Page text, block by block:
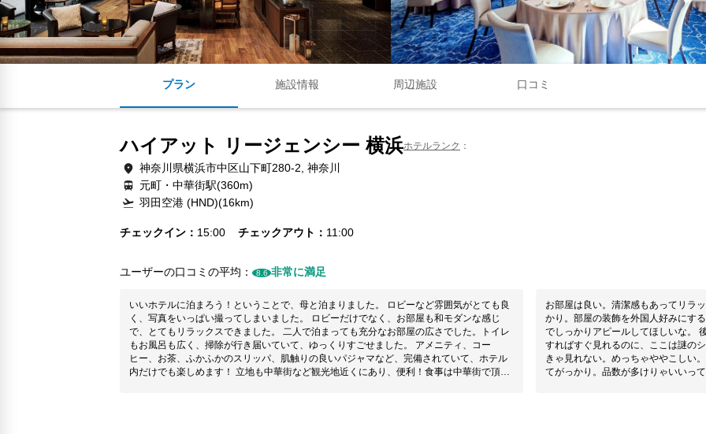
プラン 施設情報 周辺施設 口コミ
ハイアット リージェンシー 横浜ホテルランク
神奈川県横浜市中区山下町280-2, 神奈川
元町・中華街駅(360m)
羽田空港 (HND)(16km)
チェックイン 15:00 チェックアウト 11:00
ユーザーの口コミの平均： 8.6 非常に満足
いいホテルに泊まろう！ということで、母と泊まりました。 ロビーなど雰囲気がとても良
く、写真をいっぱい撮ってしまいました。 ロビーだけでなく、お部屋も和モダンな感じ
で、とてもリラックスできました。 二人で泊まっても充分なお部屋の広さでした。トイレ
もお風呂も広く、掃除が行き届いていて、ゆっくりすごせました。 アメニティ、コー
ヒー、お茶、ふかふかのスリッパ、肌触りの良いパジャマなど、完備されていて、ホテル
内だけでも楽しめます！ 立地も中華街など観光地近くにあり、便利！食事は中華街で頂い
お部屋は良い。清潔感もあってリラ
かり。部屋の装飾を外国人好みにす
でしっかりアピールしてほしいな。
すればすぐ見れるのに、ここは謎の
きゃ見れない。めっちゃややこしい
てがっかり。品数が多けりゃいいっ